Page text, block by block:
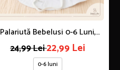
Palariută Bebelusi 0-6 Luni,
Imprimeu Dino, Alb
24,99 Lei22,99 Lei
0-6 luni